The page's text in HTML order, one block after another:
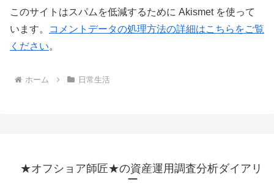
このサイトはスパムを低減するために Akismet を使って
います。
コメントデータの処理方法の詳細はこちらをご覧
ください。
ホーム 日常生活
★オフショア師匠★の資産運用調査分析ダイアリ
ー